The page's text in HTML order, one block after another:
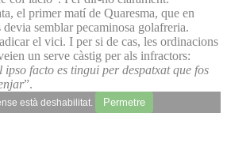
el primer matí de Quaresma, que en
devia semblar pecaminosa golafreria.
el vici. I per si de cas, les ordinacions
un serve càstig per als infractors:
ipso facto es tingui per despatxat que fos
”.
està deshabilitat. Permetre